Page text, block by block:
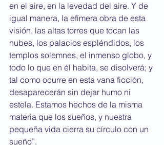
en el aire, en la levedad del aire. Y de
igual manera, la efímera obra de esta
visión, las altas torres que tocan las
nubes, los palacios espléndidos, los
templos solemnes, el inmenso globo, y
todo lo que en él habita, se disolverá; y
tal como ocurre en esta vana ficción,
desaparecerán sin dejar humo ni
estela. Estamos hechos de la misma
materia que los sueños, y nuestra
pequeña vida cierra su círculo con un
sueño”.